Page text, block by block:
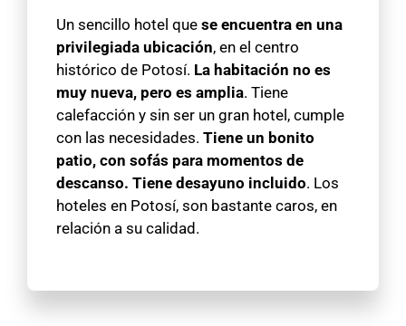
Un sencillo hotel que se encuentra en una
privilegiada ubicación, en el centro
histórico de Potosí. La habitación no es
muy nueva, pero es amplia. Tiene
calefacción y sin ser un gran hotel, cumple
con las necesidades. Tiene un bonito
patio, con sofás para momentos de
descanso. Tiene desayuno incluido. Los
hoteles en Potosí, son bastante caros, en
relación a su calidad.